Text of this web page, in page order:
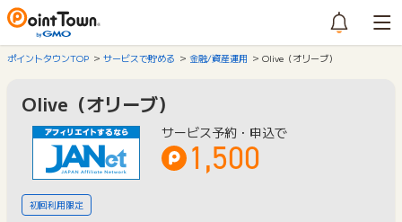
ポイントタウンTOP サービスで貯める 金融/資産運用 Olive（オリーブ）
Olive（オリーブ）
サービス予約・申込で
1,500
初回利用限定